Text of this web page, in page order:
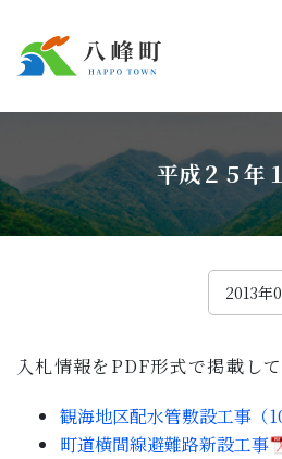
Foreign
くらしの情報
観光
平成２５年
2013年
入札情報をPDF形式で掲載して
観海地区配水管敷設工事（
町道横間線避難路新設工事